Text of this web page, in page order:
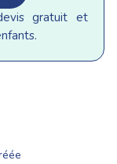
gratuit et